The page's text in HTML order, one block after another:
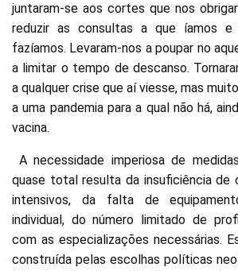
juntaram-se aos cortes que nos
reduzir as consultas a que íamos e
fazíamos. Levaram-nos a poupar no
a limitar o tempo de descanso.
a qualquer crise que aí viesse, mas
a uma pandemia para a qual não há,
vacina.
A necessidade imperiosa de
quase total resulta da insuficiência de
intensivos, da falta de
individual, do número limitado de
com as especializações necessárias.
construída pelas escolhas políticas